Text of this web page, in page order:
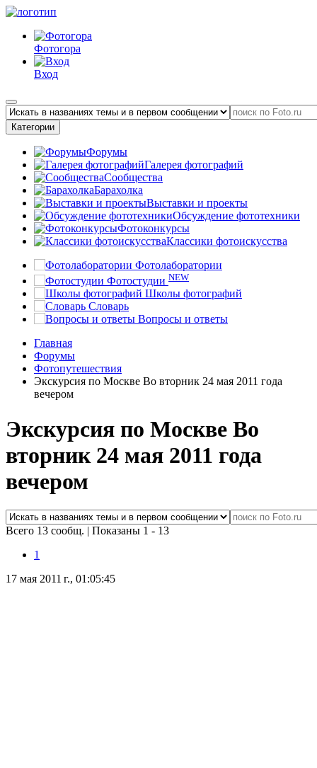
Фотогора
Вход
Категории
Форумы
Галерея фотографий
Сообщества
Барахолка
Выставки и проекты
Обсуждение фототехники
Фотоконкурсы
Классики фотоискусства
Фотолаборатории
Фотостудии NEW
Школы фотографий
Словарь
Вопросы и ответы
Главная
Форумы
Фотопутешествия
Экскурсия по Москве Во вторник 24 мая 2011 года
вечером
Экскурсия по Москве Во
вторник 24 мая 2011 года
вечером
Всего 13 сообщ. | Показаны 1 - 13
1
17 мая 2011 г., 01:05:45